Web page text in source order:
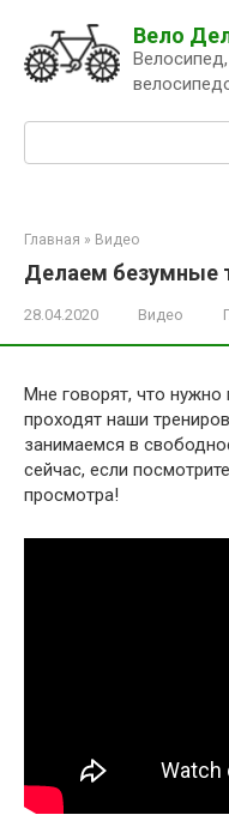
контенту
Вело
Главная » Видео
Делаем безумные
28.04.2020 Видео
Мне говорят, что
проходят наши
занимаемся в
сейчас, если
просмотра!